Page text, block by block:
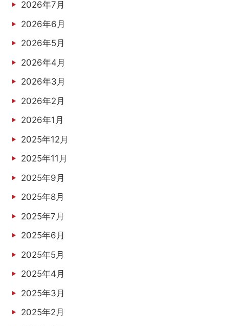
2026年7月
2026年6月
2026年5月
2026年4月
2026年3月
2026年2月
2026年1月
2025年12月
2025年11月
2025年9月
2025年8月
2025年7月
2025年6月
2025年5月
2025年4月
2025年3月
2025年2月